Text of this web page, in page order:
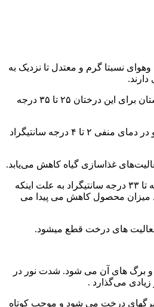
نسبتا گرم و معتدل تا نزدیک به
گرمای مناسب در بهار و تابستان برای این درختان ۲۵ تا ۳۵ درجه
طاقت سرمای زیاد را ندارد و در دمای منفی ۲ تا ۴ درجه سانتیگراد
در حرارت های بالای ۲۷ درجه تا ۳۳ درجه سانتیگراد به علت اینکه
میزان محصول کاهش می پیدا می
برگ های آن می شود. شدت نور در
زیادی می‌گذارد .
درخت می شود و موجب کوتاه